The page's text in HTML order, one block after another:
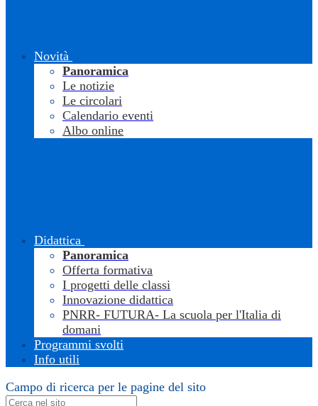
Novità
Panoramica
Le notizie
Le circolari
Calendario eventi
Albo online
Didattica
Panoramica
Offerta formativa
I progetti delle classi
Innovazione didattica
PNRR- FUTURA- La scuola per l'Italia di
domani
Programmi svolti
Info utili
Campo di ricerca per le pagine del sito